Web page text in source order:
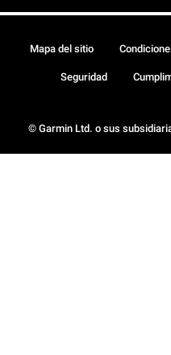
© Garmin Ltd. o sus
Mapa del sitio
Seguridad